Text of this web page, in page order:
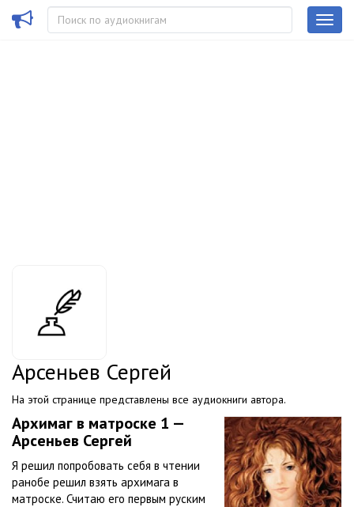
Арсеньев Сергей
На этой странице представлены все аудиокниги автора.
Архимаг в матроске 1 —
Арсеньев Сергей
Я решил попробовать себя в чтении
ранобе решил взять архимага в
матроске. Считаю его первым руским